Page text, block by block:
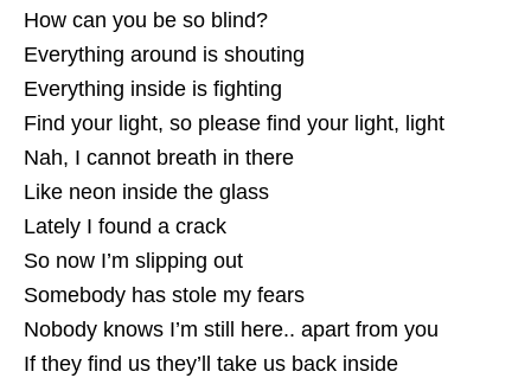
How can you be so blind?
Everything around is shouting
Everything inside is fighting
Find your light, so please find your light, light
Nah, I cannot breath in there
Like neon inside the glass
Lately I found a crack
So now I’m slipping out
Somebody has stole my fears
Nobody knows I’m still here.. apart from you
If they find us they’ll take us back inside